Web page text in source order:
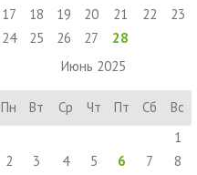
17
18 19 20 21 22
23
24
25 26 27
28
Июнь 2025
Пн Вт Ср Чт Пт Сб
Вс
1
2
3 4 5 6 7
8